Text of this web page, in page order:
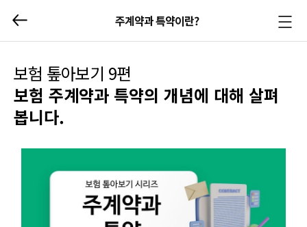
주계약과 특약이란?
메뉴
열기/
보험 톺아보기 9편
보험 주계약과 특약의 개념에 대해 살펴
봅니다.